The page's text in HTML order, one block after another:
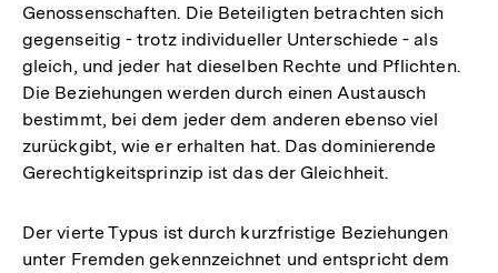
Genossenschaften. Die Beteiligten betrachten sich
gegenseitig - trotz individueller Unterschiede - als
gleich, und jeder hat dieselben Rechte und Pflichten.
Die Beziehungen werden durch einen Austausch
bestimmt, bei dem jeder dem anderen ebenso viel
zurückgibt, wie er erhalten hat. Das dominierende
Gerechtigkeitsprinzip ist das der Gleichheit.
Der vierte Typus ist durch kurzfristige Beziehungen
unter Fremden gekennzeichnet und entspricht dem